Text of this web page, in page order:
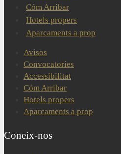
Cóm Arribar
Hotels propers
Aparcaments a prop
Avisos
Convocatories
Accessibilitat
Cóm Arribar
Hotels propers
Aparcaments a prop
Coneix-nos